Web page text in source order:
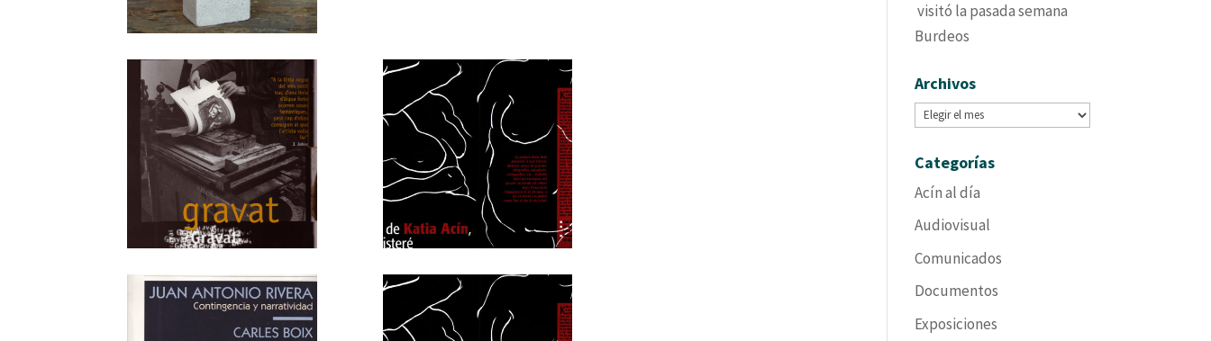
visitó la pasada semana
Burdeos
Archivos
Archivos
Categorías
Acín al día
Audiovisual
Comunicados
Documentos
Exposiciones